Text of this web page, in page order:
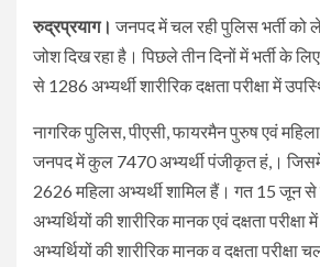
रुद्रप्रयाग। जनपद में चल रही पुलिस भर्ती को
जोश दिख रहा है। पिछले तीन दिनों में भर्ती के
से 1286 अभ्यर्थी शारीरिक दक्षता परीक्षा में
नागरिक पुलिस, पीएसी, फायरमैन पुरुष एवं महिला
जनपद में कुल 7470 अभ्यर्थी पंजीकृत हं,।
2626 महिला अभ्यर्थी शामिल हैं। गत 15 जून से
अभ्यर्थियों की शारीरिक मानक एवं दक्षता परीक्षा
अभ्यर्थियों की शारीरिक मानक व दक्षता परीक्षा